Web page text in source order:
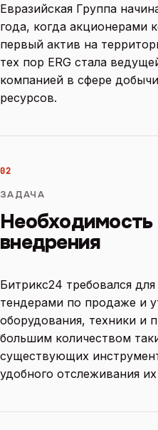
Евразийская Группа
года, когда акционерами
первый актив на
тех пор ERG стала
компанией в сфере
ресурсов.
02
ЗАДАЧА
Необходимость
внедрения
Битрикс24 требовался
тендерами по продаже и
оборудования, техники и
большим количеством
существующих
удобного отслеживания